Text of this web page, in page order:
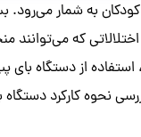
به شمار می‌رود.
که می‌توانند
نحوه کارکرد